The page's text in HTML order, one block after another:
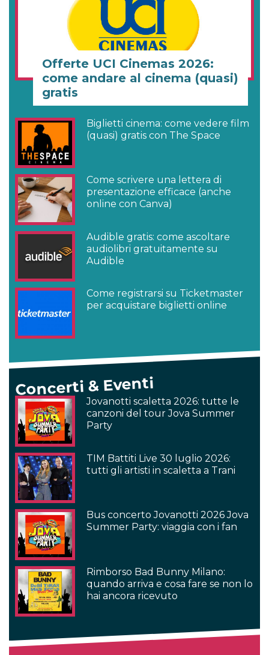
Offerte UCI Cinemas 2026:
come andare al cinema (quasi)
gratis
Biglietti cinema: come vedere film
(quasi) gratis con The Space
Come scrivere una lettera di
presentazione efficace (anche
online con Canva)
Audible gratis: come ascoltare
audiolibri gratuitamente su
Audible
Come registrarsi su Ticketmaster
per acquistare biglietti online
Concerti & Eventi
Jovanotti scaletta 2026: tutte le
canzoni del tour Jova Summer
Party
TIM Battiti Live 30 luglio 2026:
tutti gli artisti in scaletta a Trani
Bus concerto Jovanotti 2026 Jova
Summer Party: viaggia con i fan
Rimborso Bad Bunny Milano:
quando arriva e cosa fare se non lo
hai ancora ricevuto